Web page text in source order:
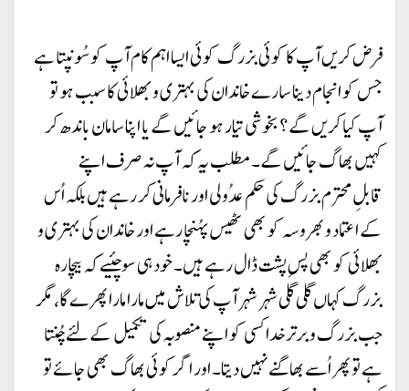
فرض کریں آپ کا کوئی بزرگ کوئی ایسا اہم کام آپ کو سُونپتا ہے
جس کو انجام دینا سارے خاندان کی بہتری و بھلائی کا سبب ہو تو
آپ کیا کریں گے؟ بخوشی تیار ہو جائیں گے یا اپنا سامان باندھ کر
کہیں بھاگ جائیں گے۔ مطلب یہ کہ آپ نہ صرف اپنے
قابلِ محترم بزرگ کی حکم عدُولی اور نافرمانی کر رہے ہیں بلکہ اُس
کے اعتماد و بھروسہ کو بھی ٹھیس پہُنچا رہے اور خاندان کی بہتری و
بھلائی کو بھی پسِ پشت ڈال رہے ہیں۔ خود ہی سوچئیے کہ بیچارہ
بزرگ کہاں گلی گلی شہر شہر آپ کی تلاش میں مارا مارا پھرے گا، مگر
جب بزرگ و برتر خدا کسی کو اپنے منصوبہ کی تکمیل کے لئے چُنتا
ہے تو پھر اُسے بھاگنے نہیں دیتا۔ اور اگر کوئی بھاگ بھی جائے تو